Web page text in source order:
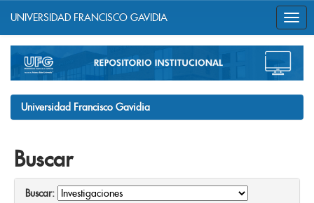
navigation
UNIVERSIDAD FRANCISCO GAVIDIA
Universidad Francisco Gavidia
Buscar
Buscar: